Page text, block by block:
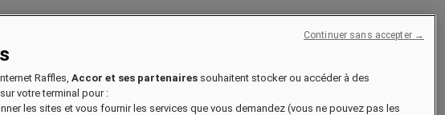
Raffles, Accor et ses partenaires souhaitent stocker ou accéder à des
votre terminal pour :
les sites et vous fournir les services que vous demandez (vous ne pouvez pas les
Continuer sans accepter →